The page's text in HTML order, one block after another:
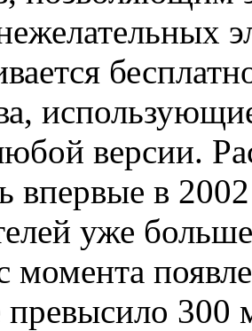
версии.
впервые в
уже
момента
300